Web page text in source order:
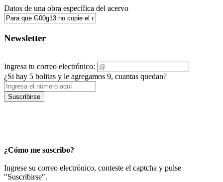
Datos de una obra específica del acervo
Newsletter
Ingresa tu correo electrónico:
¿Si hay 5 bolitas y le agregamos 9, cuantas quedan?
Suscribirse
¿Cómo me suscribo?
Ingrese su correo electrónico, conteste el captcha y pulse
"Suscribirse".